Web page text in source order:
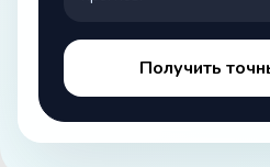
Получить